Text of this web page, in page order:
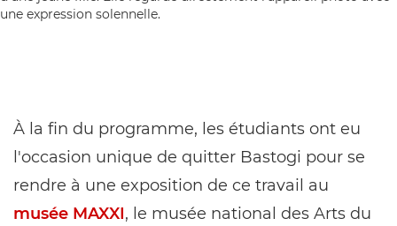
À la fin du programme, les étudiants ont eu
l'occasion unique de quitter Bastogi pour se
rendre à une exposition de ce travail au
musée MAXXI, le musée national des Arts du